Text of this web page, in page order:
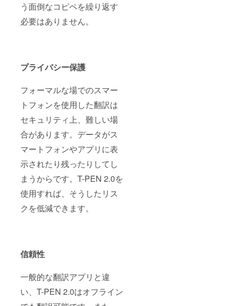
う面倒なコピペを繰り返す
必要はありません。
プライバシー保護
フォーマルな場でのスマー
トフォンを使用した翻訳は
セキュリティ上、難しい場
合があります。データがス
マートフォンやアプリに表
示されたり残ったりしてし
まうからです。T-PEN 2.0を
使用すれば、そうしたリス
クを低減できます。
信頼性
一般的な翻訳アプリと違
い、T-PEN 2.0はオフライン